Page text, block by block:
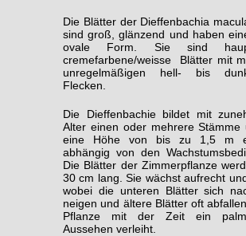
Die Blätter der Dieffenbachia
sind groß, glänzend und haben
ovale Form. Sie sind
cremefarbene/weisse Blätter mit
unregelmäßigen hell- bis
Flecken.
Die Dieffenbachie bildet mit
Alter einen oder mehrere Stämme
eine Höhe von bis zu 1,5 m
abhängig von den
Die Blätter der Zimmerpflanze
30 cm lang. Sie wächst aufrecht
wobei die unteren Blätter sich
neigen und ältere Blätter oft
Pflanze mit der Zeit ein
Aussehen verleiht.